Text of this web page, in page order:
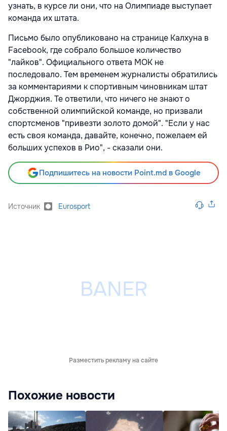
узнать, в курсе ли они, что на Олимпиаде выступает
команда их штата.
Письмо было опубликовано на странице Калхуна в
Facebook, где собрало большое количество
"лайков". Официального ответа МОК не
последовало. Тем временем журналисты обратились
за комментариями к спортивным чиновникам штат
Джорджия. Те ответили, что ничего не знают о
собственной олимпийской команде, но призвали
спортсменов "привезти золото домой". "Если у нас
есть своя команда, давайте, конечно, пожелаем ей
больших успехов в Рио", - сказали они.
Подпишитесь на новости Point.md в Google
Источник Eurosport
Разместить рекламу на сайте
Похожие новости